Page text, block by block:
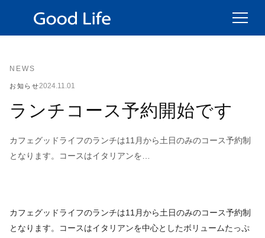
NEWS
お知らせ2024.11.01
ランチコース予約開始です
カフェグッドライフのランチは11月から土日のみのコース予約制
となります。コースはイタリアンを…
カフェグッドライフのランチは11月から土日のみのコース予約制
となります。コースはイタリアンを中心としたボリュームたっぷ